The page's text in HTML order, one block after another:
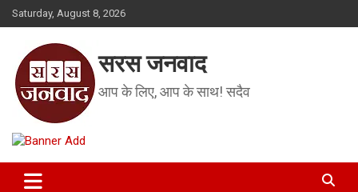
Skip
to
Saturday, August 8, 2026
सरस जनवाद
आप के लिए, आप के साथ! सदैव